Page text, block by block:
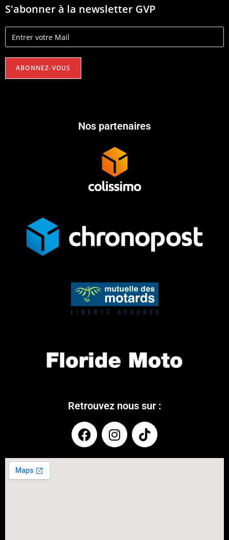
S'abonner à la newsletter GVP
Nos partenaires
Retrouvez nous sur :